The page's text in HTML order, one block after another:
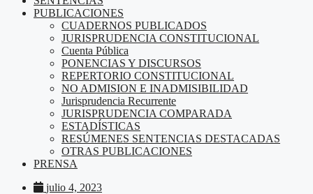
PUBLICACIONES
CUADERNOS PUBLICADOS
JURISPRUDENCIA CONSTITUCIONAL
Cuenta Pública
PONENCIAS Y DISCURSOS
REPERTORIO CONSTITUCIONAL
NO ADMISION E INADMISIBILIDAD
Jurisprudencia Recurrente
JURISPRUDENCIA COMPARADA
ESTADÍSTICAS
RESÚMENES SENTENCIAS DESTACADAS
OTRAS PUBLICACIONES
PRENSA
julio 4, 2023